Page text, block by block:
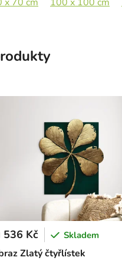
Zlatý čtyřlístek
536 Kč Skladem